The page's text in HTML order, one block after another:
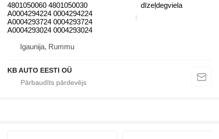
4801050060 4801050030
A0004294224 0004294224
A0004293724 0004293724
A0004293024 0004293024
dīzeļdegviela
Igaunija, Rummu
KB AUTO EESTI OÜ